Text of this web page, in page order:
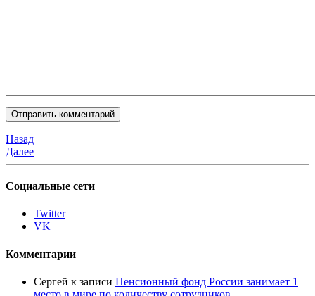
Назад
Далее
Социальные сети
Twitter
VK
Комментарии
Сергей к записи Пенсионный фонд России занимает 1